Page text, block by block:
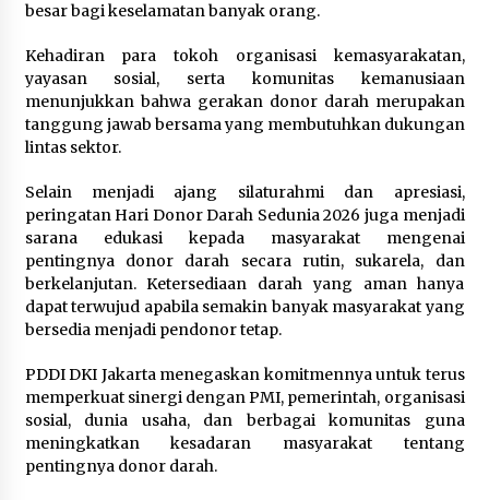
besar bagi keselamatan banyak orang.
Kehadiran para tokoh organisasi kemasyarakatan,
yayasan sosial, serta komunitas kemanusiaan
menunjukkan bahwa gerakan donor darah merupakan
tanggung jawab bersama yang membutuhkan dukungan
lintas sektor.
Selain menjadi ajang silaturahmi dan apresiasi,
peringatan Hari Donor Darah Sedunia 2026 juga menjadi
sarana edukasi kepada masyarakat mengenai
pentingnya donor darah secara rutin, sukarela, dan
berkelanjutan. Ketersediaan darah yang aman hanya
dapat terwujud apabila semakin banyak masyarakat yang
bersedia menjadi pendonor tetap.
PDDI DKI Jakarta menegaskan komitmennya untuk terus
memperkuat sinergi dengan PMI, pemerintah, organisasi
sosial, dunia usaha, dan berbagai komunitas guna
meningkatkan kesadaran masyarakat tentang
pentingnya donor darah.